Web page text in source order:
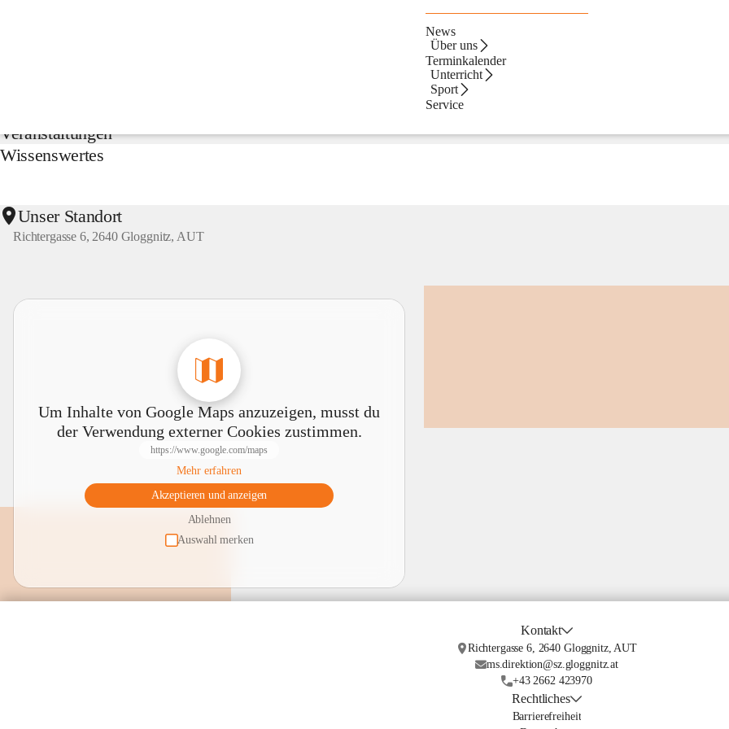
News
Über uns
Terminkalender
Unterricht
Sport
Service
Veranstaltungen
Wissenswertes
Unser Standort
Richtergasse 6, 2640 Gloggnitz, AUT
Um Inhalte von Google Maps anzuzeigen, musst du
der Verwendung externer Cookies zustimmen.
https://www.google.com/maps
Mehr erfahren
Akzeptieren und anzeigen
Ablehnen
Auswahl merken
Kontakt
Richtergasse 6, 2640 Gloggnitz, AUT
ms.direktion@sz.gloggnitz.at
+43 2662 423970
Rechtliches
Barrierefreiheit